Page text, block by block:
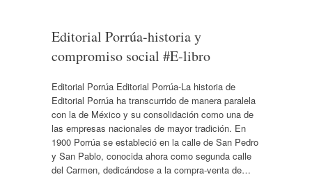
Editorial Porrúa-historia y
compromiso social #E-libro
Editorial Porrúa Editorial Porrúa-La historia de
Editorial Porrúa ha transcurrido de manera paralela
con la de México y su consolidación como una de
las empresas nacionales de mayor tradición. En
1900 Porrúa se estableció en la calle de San Pedro
y San Pablo, conocida ahora como segunda calle
del Carmen, dedicándose a la compra-venta de…